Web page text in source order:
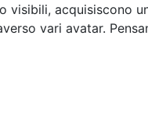
visibili, acquisiscono
vari avatar.